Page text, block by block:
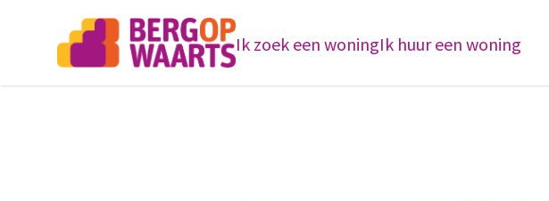
Ik zoek een woningIk huur een woning